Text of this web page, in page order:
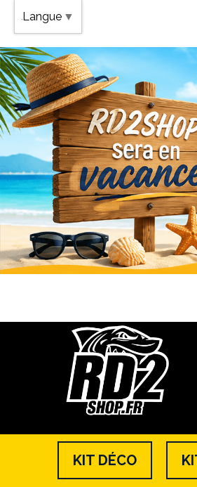
KIT DÉCO
Langue ▼